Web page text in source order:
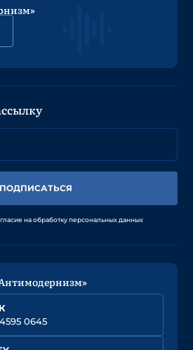
ПОДПИСАТЬСЯ
на обработку персональных данных
0645